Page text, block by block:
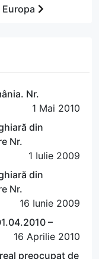
Nr.
1 Mai 2010
din
Nr.
1 Iulie 2009
din
Nr.
16 Iunie 2009
–
16 Aprilie 2010
preocupat de